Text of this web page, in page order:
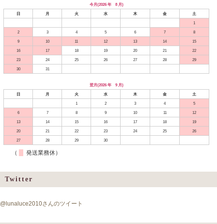
今月(2026 年 8 月)
日
月 火 水 木 金
土
1
2
3 4 5 6 7
8
9
10 11 12 13 14
15
16
17 18 19 20 21
22
23
24 25 26 27 28
29
30
31
翌月(2026 年 9 月)
日
月 火 水 木 金
土
1
2 3 4
5
6
7 8 9 10 11
12
13
14 15 16 17 18
19
20
21 22 23 24 25
26
27
28 29 30
（ 発送業務休）
Twitter
@lunaluce2010さんのツイート